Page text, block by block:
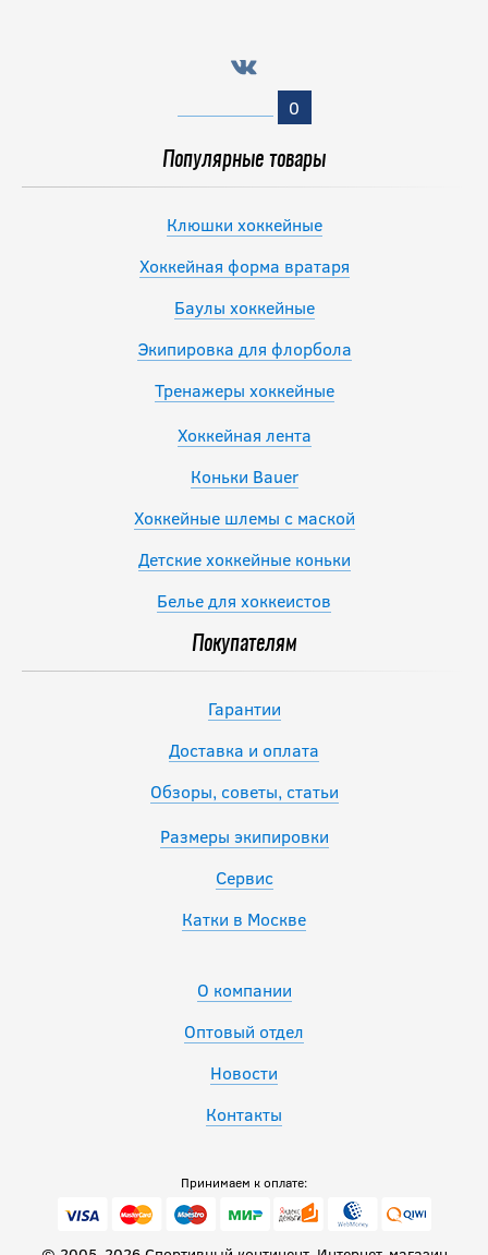
0
Популярные товары
Клюшки хоккейные
Хоккейная форма вратаря
Баулы хоккейные
Экипировка для флорбола
Тренажеры хоккейные
Хоккейная лента
Коньки Bauer
Хоккейные шлемы с маской
Детские хоккейные коньки
Белье для хоккеистов
Покупателям
Гарантии
Доставка и оплата
Обзоры, советы, статьи
Размеры экипировки
Сервис
Катки в Москве
О компании
Оптовый отдел
Новости
Контакты
Принимаем к оплате: